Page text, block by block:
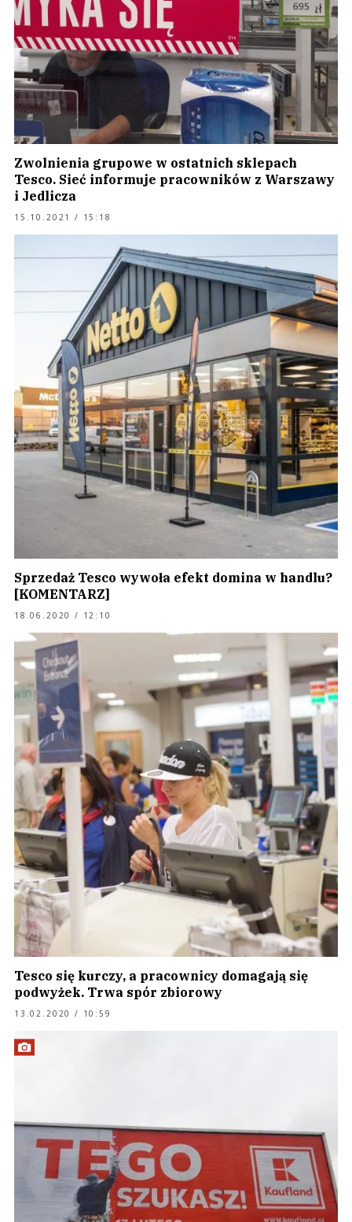
Zwolnienia grupowe w ostatnich sklepach
Tesco. Sieć informuje pracowników z Warszawy
i Jedlicza
15.10.2021 / 15:18
Sprzedaż Tesco wywoła efekt domina w handlu?
[KOMENTARZ]
18.06.2020 / 12:10
Tesco się kurczy, a pracownicy domagają się
podwyżek. Trwa spór zbiorowy
13.02.2020 / 10:59